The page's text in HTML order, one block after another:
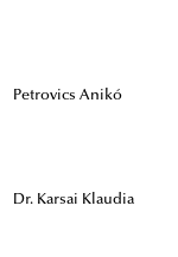
Petrovics Anikó
Dr. Karsai Klaudia